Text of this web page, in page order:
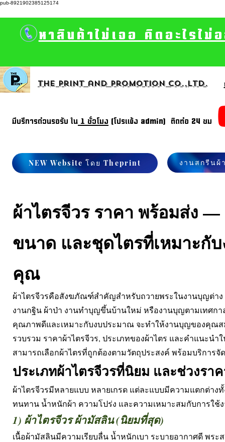
pub-8921902385125174
หาสินค้าไม่เจอ คิดอะไรไ
The print and promotion CO.,Ltd.
มีบรีการด่วนรอรับ ใน 1 ชั่วโมง (โปรแจ้ง admin) ติดต่อ 24 ชม
NEW Website โดย Theprint งานสกรีนผ้
ผ้าไตรจีวร ราคา พร้อมส่ง —
ขนาด และชุดไตรที่เหมาะกั
คุณ
ผ้าไตรจีวรคือสังฆภัณฑ์สำคัญสำหรับถวายพระในงานบุญต่าง
งานกฐิน ผ้าป่า งานทำบุญขึ้นบ้านใหม่ หรืองานบุญตามเทศกา
คุณภาพดีและเหมาะกับงบประมาณ จะทำให้งานบุญของคุณ
รวบรวม ราคาผ้าไตรจีวร, ประเภทของผ้าไตร และคำแนะนำ
สามารถเลือกผ้าไตรที่ถูกต้องตามวัตถุประสงค์ พร้อมบริการจั
ประเภทผ้าไตรจีวรที่นิยม และช่วงรา
ผ้าไตรจีวรมีหลายแบบ หลายเกรด แต่ละแบบมีความแตกต่าง
ทนทาน น้ำหนักผ้า ความโปร่ง และความเหมาะสมกับการใช้
1) ผ้าไตรจีวร ผ้ามัสลิน (นิยมที่สุด)
เนื้อผ้ามัสลินมีความเรียบลื่น น้ำหนักเบา ระบายอากาศดี พระ